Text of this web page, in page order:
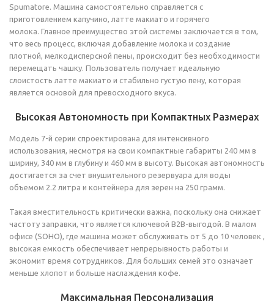
Spumatore. Машина самостоятельно справляется с
приготовлением капучино, латте макиато и горячего
молока. Главное преимущество этой системы заключается в том,
что весь процесс, включая добавление молока и создание
плотной, мелкодисперсной пены, происходит без необходимости
перемещать чашку. Пользователь получает идеальную
слоистость латте макиато и стабильно густую пену, которая
является основой для превосходного вкуса.
Высокая Автономность при Компактных Размерах
Модель 7-й серии спроектирована для интенсивного
использования, несмотря на свои компактные габариты 240 мм в
ширину, 340 мм в глубину и 460 мм в высоту. Высокая автономность
достигается за счет внушительного резервуара для воды
объемом 2.2 литра и контейнера для зерен на 250 грамм.
Такая вместительность критически важна, поскольку она снижает
частоту заправки, что является ключевой B2B-выгодой. В малом
офисе (SOHO), где машина может обслуживать от 5 до 10 человек ,
высокая емкость обеспечивает непрерывность работы и
экономит время сотрудников. Для больших семей это означает
меньше хлопот и больше наслаждения кофе.
Максимальная Персонализация